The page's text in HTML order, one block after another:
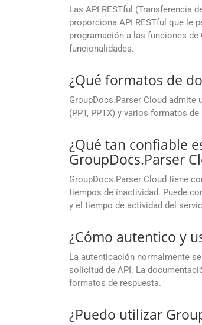
Las API RESTful (Transferencia
proporciona API RESTful que le
programación a las funciones
funcionalidades.
¿Qué formatos de
GroupDocs.Parser Cloud admite
(PPT, PPTX) y varios formatos
¿Qué tan confiable
GroupDocs.Parser
GroupDocs.Parser Cloud tiene
tiempos de inactividad. Puede
y el tiempo de actividad del
¿Cómo autentico y
La autenticación normalmente
solicitud de API. La
formatos de respuesta.
¿Puedo utilizar